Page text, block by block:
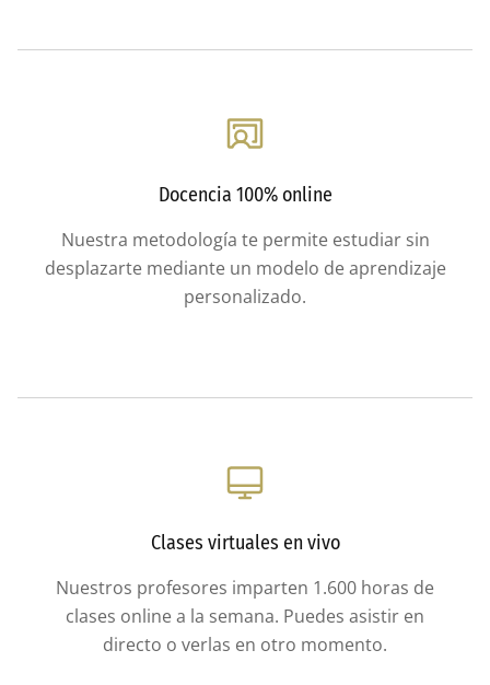
Docencia 100% online
Nuestra metodología te permite estudiar sin
desplazarte mediante un modelo de aprendizaje
personalizado.
Clases virtuales en vivo
Nuestros profesores imparten 1.600 horas de
clases online a la semana. Puedes asistir en
directo o verlas en otro momento.